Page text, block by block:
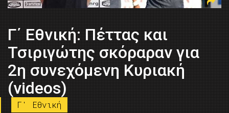
Γ΄ Εθνική: Πέττας και
Τσιριγώτης σκόραραν για
2η συνεχόμενη Κυριακή
(videos)
Γ' Εθνική